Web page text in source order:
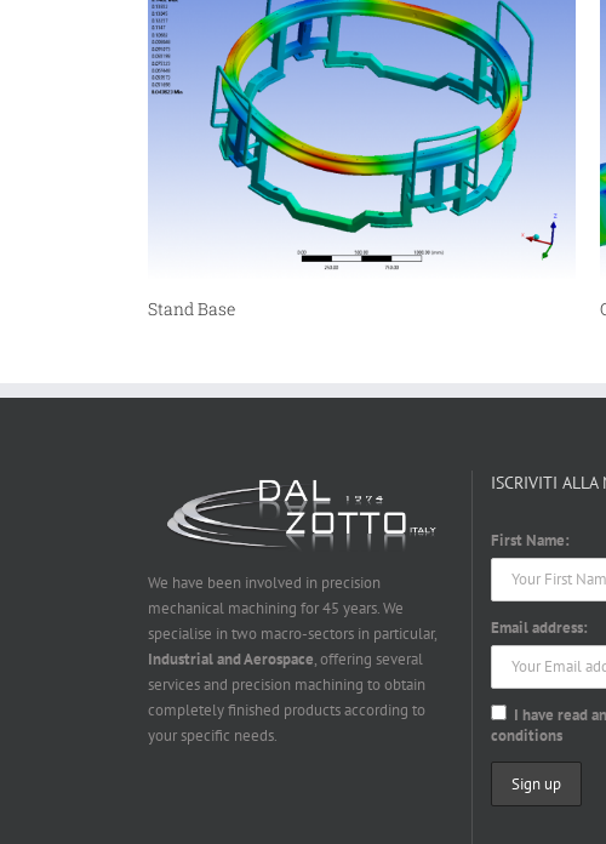
Stand Base
We have been involved in precision
mechanical machining for 45 years. We
specialise in two macro-sectors in particular,
Industrial and Aerospace, offering several
services and precision machining to obtain
completely finished products according to
your specific needs.
ISCRIVITI ALLA
First Name:
Email address:
I have read
conditions